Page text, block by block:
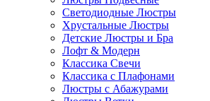
Светодиодные Люстры
Хрустальные Люстры
Детские Люстры и Бра
Лофт & Модерн
Классика Свечи
Классика с Плафонами
Люстры с Абажурами